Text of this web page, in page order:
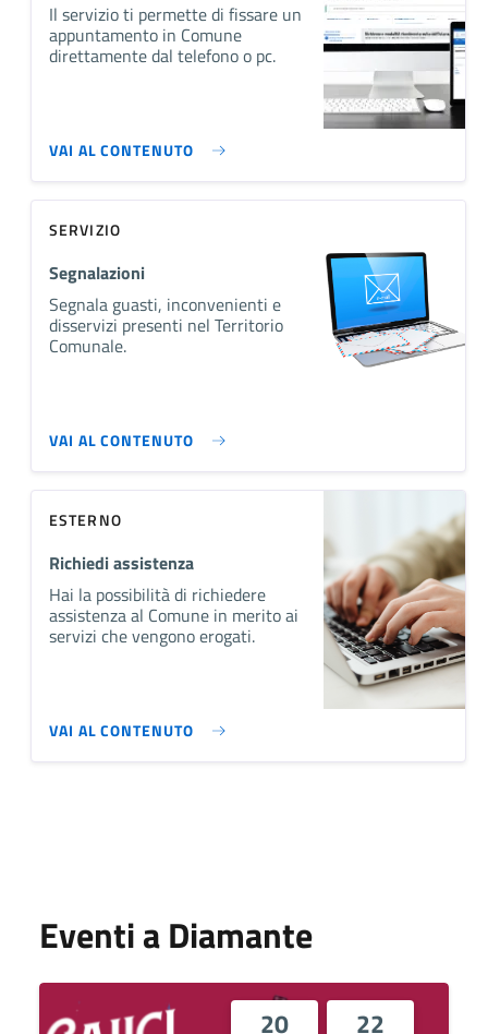
Il servizio ti permette di fissare un
appuntamento in Comune
direttamente dal telefono o pc.
VAI AL CONTENUTO
SERVIZIO
Segnalazioni
Segnala guasti, inconvenienti e
disservizi presenti nel Territorio
Comunale.
VAI AL CONTENUTO
ESTERNO
Richiedi assistenza
Hai la possibilità di richiedere
assistenza al Comune in merito ai
servizi che vengono erogati.
VAI AL CONTENUTO
Eventi a Diamante
20 22